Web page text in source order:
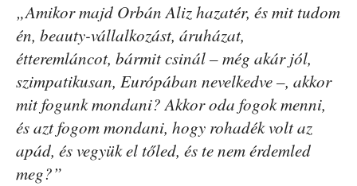
„Amikor majd Orbán Aliz hazatér, és mit tudom
én, beauty-vállalkozást, áruházat,
étteremláncot, bármit csinál – még akár jól,
szimpatikusan, Európában nevelkedve –, akkor
mit fogunk mondani? Akkor oda fogok menni,
és azt fogom mondani, hogy rohadék volt az
apád, és vegyük el tőled, és te nem érdemled
meg?”